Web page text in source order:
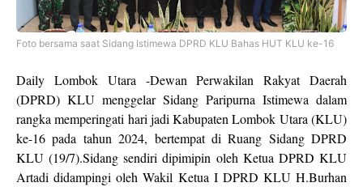
Foto bersama saat Sidang Istimewa DPRD KLU Bahas HUT KLU ke-16
Daily Lombok Utara -Dewan Perwakilan Rakyat Daerah
(DPRD) KLU menggelar Sidang Paripurna Istimewa dalam
rangka memperingati hari jadi Kabupaten Lombok Utara (KLU)
ke-16 pada tahun 2024, bertempat di Ruang Sidang DPRD
KLU (19/7).Sidang sendiri dipimipin oleh Ketua DPRD KLU
Artadi didampingi oleh Wakil Ketua I DPRD KLU H.Burhan